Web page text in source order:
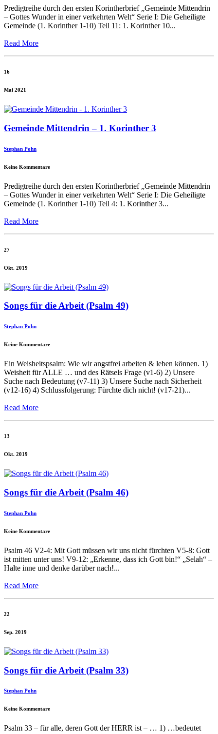
Predigtreihe durch den ersten Korintherbrief „Gemeinde Mittendrin
– Gottes Wunder in einer verkehrten Welt“ Serie I: Die Geheiligte
Gemeinde (1. Korinther 1-10) Teil 11: 1. Korinther 10...
Read More
16
Mai 2021
Gemeinde Mittendrin – 1. Korinther 3
Stephan Pohn
Keine Kommentare
Predigtreihe durch den ersten Korintherbrief „Gemeinde Mittendrin
– Gottes Wunder in einer verkehrten Welt“ Serie I: Die Geheiligte
Gemeinde (1. Korinther 1-10) Teil 4: 1. Korinther 3...
Read More
27
Okt. 2019
Songs für die Arbeit (Psalm 49)
Stephan Pohn
Keine Kommentare
Ein Weisheitspsalm: Wie wir angstfrei arbeiten & leben können. 1)
Weisheit für ALLE … und des Rätsels Frage (v1-6) 2) Unsere
Suche nach Bedeutung (v7-11) 3) Unsere Suche nach Sicherheit
(v12-16) 4) Schlussfolgerung: Fürchte dich nicht! (v17-21)...
Read More
13
Okt. 2019
Songs für die Arbeit (Psalm 46)
Stephan Pohn
Keine Kommentare
Psalm 46 V2-4: Mit Gott müssen wir uns nicht fürchten V5-8: Gott
ist mitten unter uns! V9-12: „Erkenne, dass ich Gott bin!“ „Selah“ –
Halte inne und denke darüber nach!...
Read More
22
Sep. 2019
Songs für die Arbeit (Psalm 33)
Stephan Pohn
Keine Kommentare
Psalm 33 – für alle, deren Gott der HERR ist – … 1) …bedeutet